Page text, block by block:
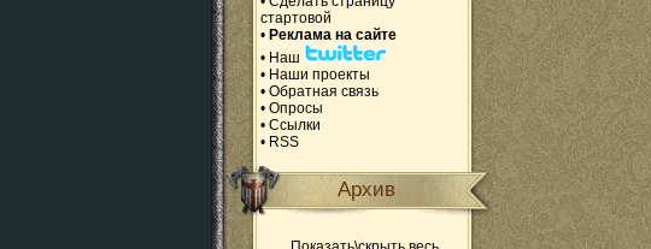
стартовой
• Реклама на сайте
• Наш
• Наши проекты
• Обратная связь
• Опросы
• Ссылки
• RSS
Архив